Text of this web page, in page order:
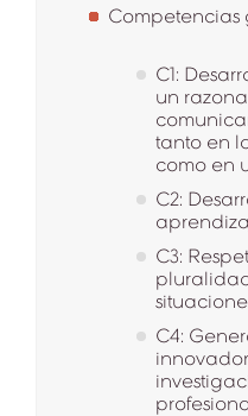
Competencias
C1:
un
tanto en
como en
C2:
C3:
C4: